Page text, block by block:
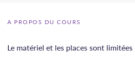
A PROPOS DU COURS
Le matériel et les places sont